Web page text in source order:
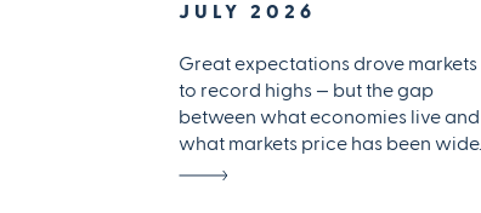
JULY 2026
Great expectations drove markets
to record highs — but the gap
between what economies live and
what markets price has been wide.